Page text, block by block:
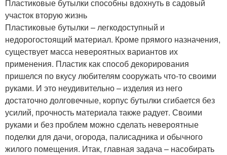
Пластиковые бутылки способны вдохнуть в садовый
участок вторую жизнь
Пластиковые бутылки – легкодоступный и
недорогостоящий материал. Кроме прямого назначения,
существует масса невероятных вариантов их
применения. Пластик как способ декорирования
пришелся по вкусу любителям сооружать что-то своими
руками. И это неудивительно – изделия из него
достаточно долговечные, корпус бутылки сгибается без
усилий, прочность материала также радует. Своими
руками и без проблем можно сделать невероятные
поделки для дачи, огорода, палисадника и обычного
жилого помещения. Итак, главная задача – насобирать